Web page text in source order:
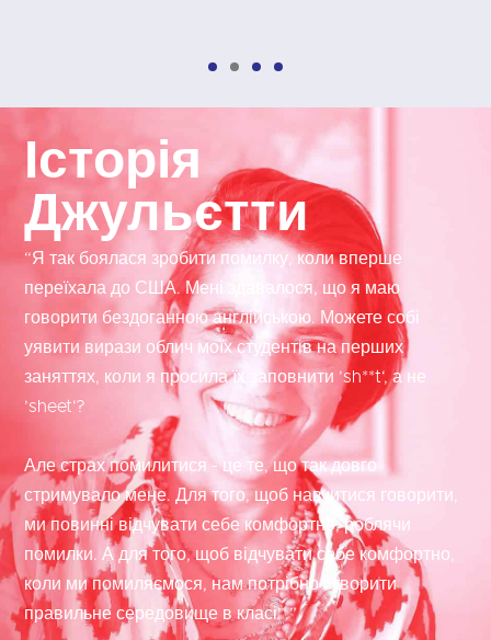
Історія
Джульєтти
“Я так боялася зробити помилку, коли вперше
переїхала до США. Мені здавалося, що я маю
говорити бездоганною англійською. Можете собі
уявити вирази облич моїх студентів на перших
заняттях, коли я просила їх заповнити ’sh**t‘, а не
’sheet‘?
Але страх помилитися - це те, що так довго
стримувало мене. Для того, щоб навчитися говорити,
ми повинні відчувати себе комфортно, роблячи
помилки. А для того, щоб відчувати себе комфортно,
коли ми помиляємося, нам потрібно створити
правильне середовище в класі”.”